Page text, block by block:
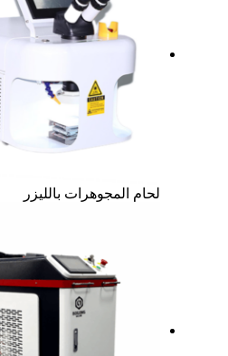
لحام المجوهرات بالليزر